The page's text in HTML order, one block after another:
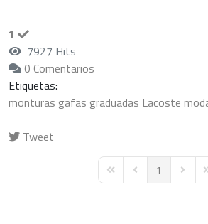
1
7927 Hits
0 Comentarios
Etiquetas:
monturas gafas graduadas Lacoste
Tweet
First PagePrevious Page
1 Next